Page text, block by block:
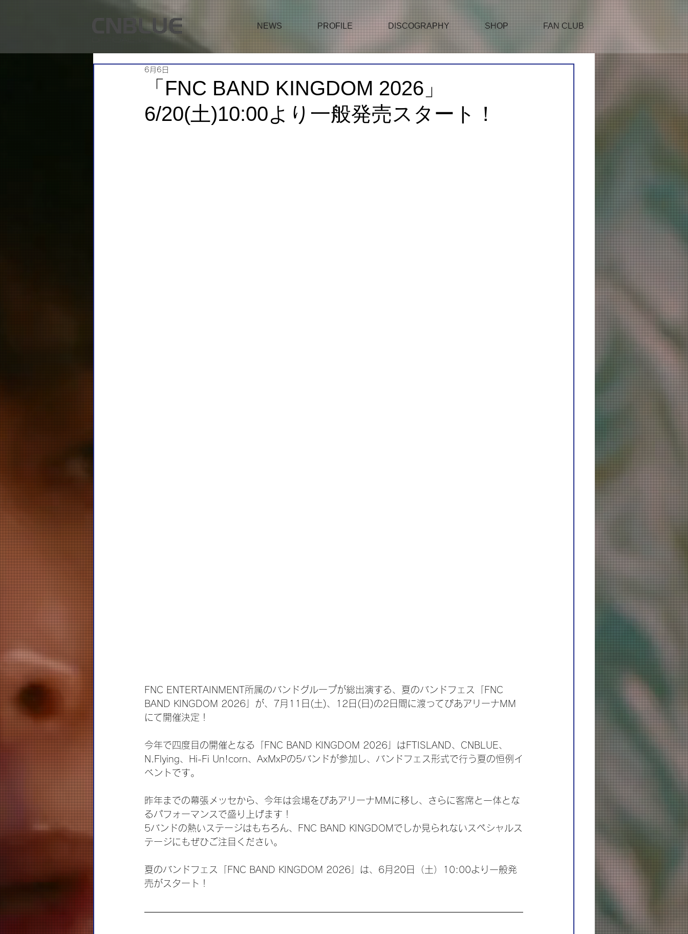
NEWS PROFILE DISCOGRAPHY SHOP FAN CLUB
「FNC BAND KINGDOM 2026」
6/20(土)10:00より一般発売スタート！
6月6日
FNC ENTERTAINMENT所属のバンドグループが総出演する、夏のバンドフェス「FNC
BAND KINGDOM 2026」が、7月11日(土)、12日(日)の2日間に渡ってぴあアリーナMM
にて開催決定！
今年で四度目の開催となる「FNC BAND KINGDOM 2026」はFTISLAND、CNBLUE、
N.Flying、Hi-Fi Un!corn、AxMxPの5バンドが参加し、バンドフェス形式で行う夏の恒例イ
ベントです。
昨年までの幕張メッセから、今年は会場をぴあアリーナMMに移し、さらに客席と一体とな
るパフォーマンスで盛り上げます！
5バンドの熱いステージはもちろん、FNC BAND KINGDOMでしか見られないスペシャルス
テージにもぜひご注目ください。
夏のバンドフェス「FNC BAND KINGDOM 2026」は、6月20日（土）10:00より一般発
売がスタート！